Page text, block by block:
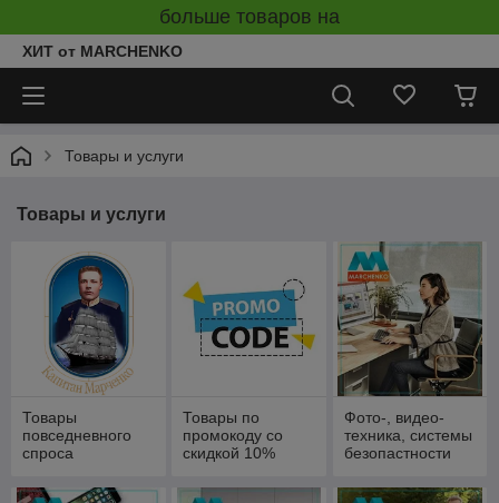
больше товаров на
ХИТ от MARCHENKO
Товары и услуги
Товары и услуги
Товары
повседневного
спроса
Товары по
промокоду со
скидкой 10%
Фото-, видео-
техника, системы
безопастности